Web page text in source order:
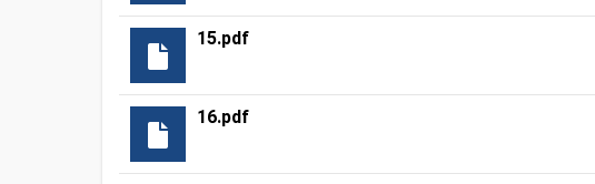
15.pdf
16.pdf